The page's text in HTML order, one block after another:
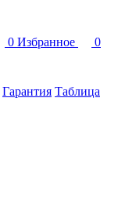
0 Избранное
0
Гарантия Таблица